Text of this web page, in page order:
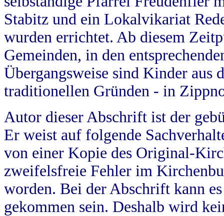
Stabitz und ein Lokalvikariat
wurden errichtet. Ab diesem
Gemeinden, in den
Übergangsweise sind Kinder aus
traditionellen Gründen - in
Autor dieser Abschrift ist der
Er weist auf folgende
von einer Kopie des Original-
zweifelsfreie Fehler im
worden. Bei der Abschrift kann
gekommen sein. Deshalb wird